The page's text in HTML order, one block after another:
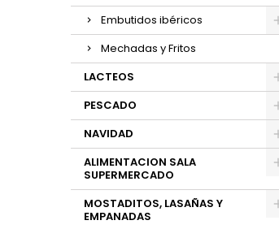
Embutidos ibéricos
Mechadas y Fritos
LACTEOS
PESCADO
NAVIDAD
ALIMENTACION SALA
SUPERMERCADO
MOSTADITOS, LASAÑAS Y
EMPANADAS